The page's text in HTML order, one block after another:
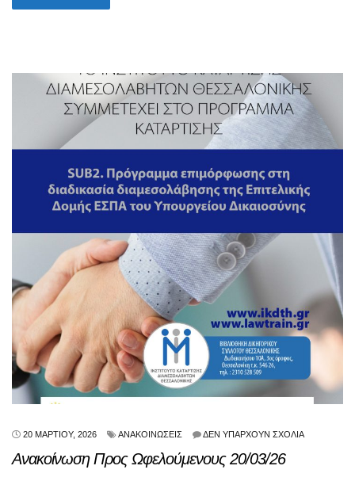
20 ΜΑΡΤΊΟΥ, 2026 ΑΝΑΚΟΙΝΏΣΕΙΣ ΔΕΝ ΥΠΆΡΧΟΥΝ ΣΧΌΛΙΑ
Ανακοίνωση Προς Ωφελούμενους 20/03/26